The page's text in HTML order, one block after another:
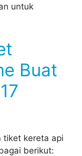
untuk
Buat
tiket kereta api
berikut: